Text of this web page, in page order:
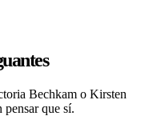
Bechkam o Kirsten
pensar que sí.